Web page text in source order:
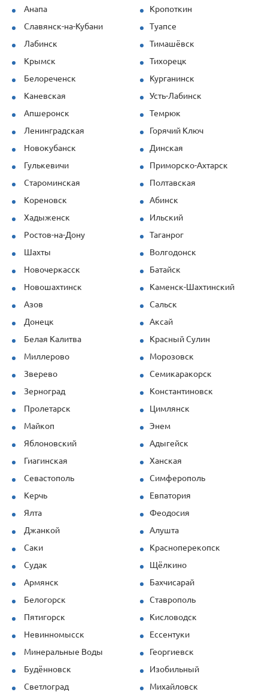
Анапа
Кропоткин
Славянск-на-Кубани
Туапсе
Лабинск
Тимашёвск
Крымск
Тихорецк
Белореченск
Курганинск
Каневская
Усть-Лабинск
Апшеронск
Темрюк
Ленинградская
Горячий Ключ
Новокубанск
Динская
Гулькевичи
Приморско-Ахтарск
Староминская
Полтавская
Кореновск
Абинск
Хадыженск
Ильский
Ростов-на-Дону
Таганрог
Шахты
Волгодонск
Новочеркасск
Батайск
Новошахтинск
Каменск-Шахтинский
Азов
Сальск
Донецк
Аксай
Белая Калитва
Красный Сулин
Миллерово
Морозовск
Зверево
Семикаракорск
Зерноград
Константиновск
Пролетарск
Цимлянск
Майкоп
Энем
Яблоновский
Адыгейск
Гиагинская
Ханская
Севастополь
Симферополь
Керчь
Евпатория
Ялта
Феодосия
Джанкой
Алушта
Саки
Красноперекопск
Судак
Щёлкино
Армянск
Бахчисарай
Белогорск
Ставрополь
Пятигорск
Кисловодск
Невинномысск
Ессентуки
Минеральные Воды
Георгиевск
Будённовск
Изобильный
Светлоград
Михайловск